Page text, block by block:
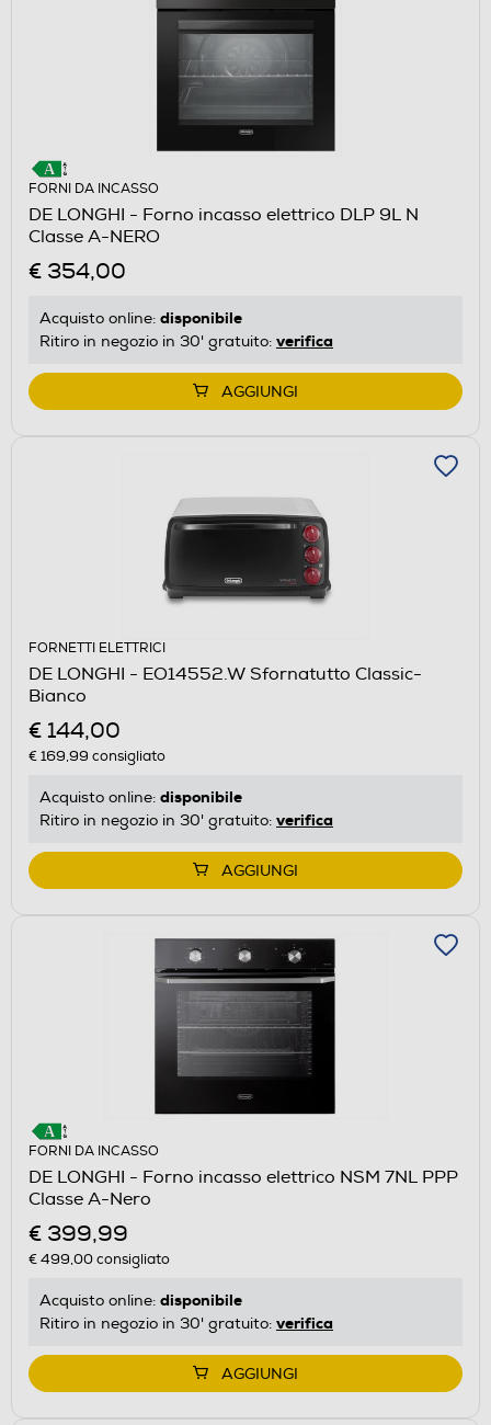
FORNI DA INCASSO
DE LONGHI - Forno incasso elettrico DLP 9L N
Classe A-NERO
€ 354,00
Acquisto online: disponibile
Ritiro in negozio in 30' gratuito: verifica
AGGIUNGI
FORNETTI ELETTRICI
DE LONGHI - EO14552.W Sfornatutto Classic-
Bianco
€ 144,00
€ 169,99 consigliato
Acquisto online: disponibile
Ritiro in negozio in 30' gratuito: verifica
AGGIUNGI
FORNI DA INCASSO
DE LONGHI - Forno incasso elettrico NSM 7NL PPP
Classe A-Nero
€ 399,99
€ 499,00consigliato
Acquisto online: disponibile
Ritiro in negozio in 30' gratuito: verifica
AGGIUNGI